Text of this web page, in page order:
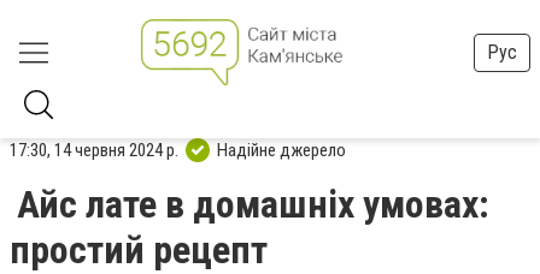
Рус
17:30, 14 червня 2024 р. Надійне джерело
Айс лате в домашніх умовах:
простий рецепт